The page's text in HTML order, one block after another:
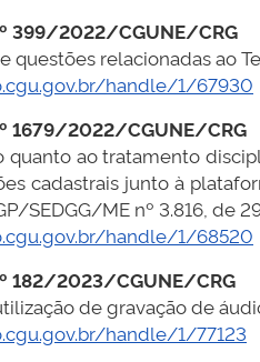
399/2022/CGUNE/CRG
questões relacionadas ao
handle/1/67930
1679/2022/CGUNE/CRG
quanto ao tratamento
cadastrais junto à
SEDGG/ME nº 3.816, de
handle/1/68520
182/2023/CGUNE/CRG
de gravação de
handle/1/77123